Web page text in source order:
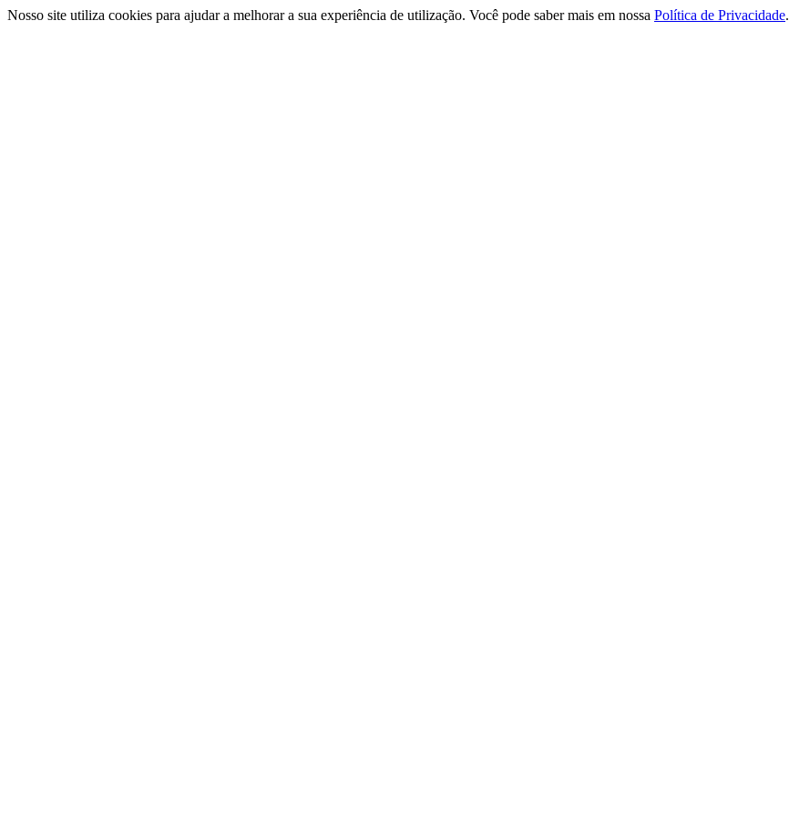
Nosso site utiliza cookies para ajudar a melhorar a sua experiência de utilização. Você pode saber mais em nossa Política de Privacidade.